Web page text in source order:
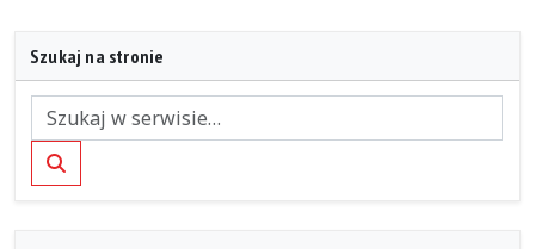
Szukaj na stronie
Szukaj